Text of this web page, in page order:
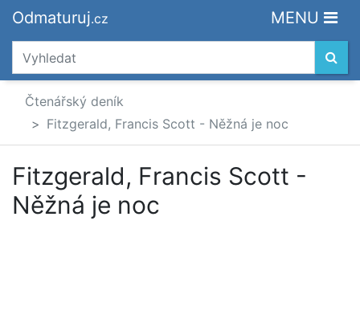
Odmaturuj.cz MENU
Čtenářský deník
Fitzgerald, Francis Scott - Něžná je noc
Fitzgerald, Francis Scott -
Něžná je noc